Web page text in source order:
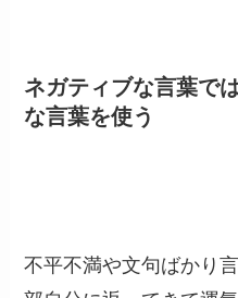
ネガティブな言葉で
な言葉を使う
不平不満や文句ばかり